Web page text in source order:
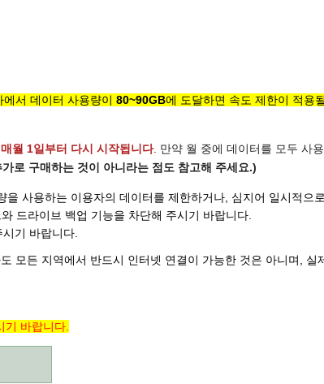
에서 데이터 사용량이 80~90GB에 도달하면 속도 제한이 적용
월 1일부터 다시 시작됩니다. 만약 월 중에 데이터를 모두 사
로 구매하는 것이 아니라는 점도 참고해 주세요.)
사용하는 이용자의 데이터를 제한하거나, 심지어 일시적으
드라이브 백업 기능을 차단해 주시기 바랍니다.
기 바랍니다.
모든 지역에서 반드시 인터넷 연결이 가능한 것은 아니며, 실
기 바랍니다.